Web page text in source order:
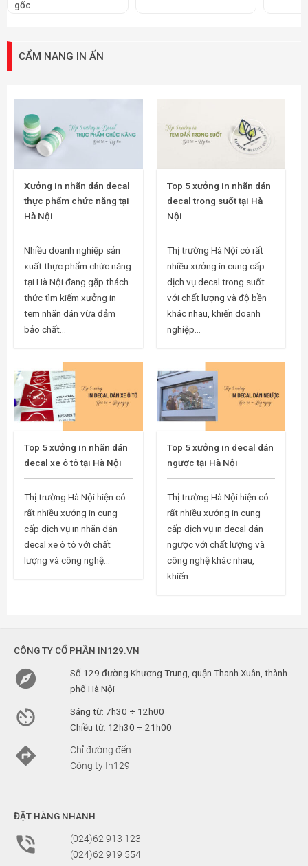
gốc
CẨM NANG IN ẤN
Xưởng in nhãn dán decal
thực phẩm chức năng tại
Hà Nội
Nhiều doanh nghiệp sản
xuất thực phẩm chức năng
tại Hà Nội đang gặp thách
thức tìm kiếm xưởng in
tem nhãn dán vừa đảm
bảo chất...
Top 5 xưởng in nhãn dán
decal trong suốt tại Hà
Nội
Thị trường Hà Nội có rất
nhiều xưởng in cung cấp
dịch vụ decal trong suốt
với chất lượng và độ bền
khác nhau, khiến doanh
nghiệp...
Top 5 xưởng in nhãn dán
decal xe ô tô tại Hà Nội
Thị trường Hà Nội hiện có
rất nhiều xưởng in cung
cấp dịch vụ in nhãn dán
decal xe ô tô với chất
lượng và công nghệ...
Top 5 xưởng in decal dán
ngược tại Hà Nội
Thị trường Hà Nội hiện có
rất nhiều xưởng in cung
cấp dịch vụ in decal dán
ngược với chất lượng và
công nghệ khác nhau,
khiến...
CÔNG TY CỔ PHẦN IN129.VN

Số 129 đường Khương Trung, quận Thanh Xuân, thành
phố Hà Nội

Sáng từ: 7h30 ÷ 12h00
Chiều từ: 12h30 ÷ 21h00

Chỉ đường đến
Công ty In129
ĐẶT HÀNG NHANH

(024)62 913 123
(024)62 919 554